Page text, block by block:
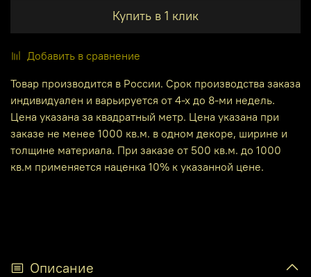
Купить в 1 клик
Добавить в сравнение
Товар производится в России. Срок производства заказа
индивидуален и варьируется от 4-х до 8-ми недель.
Цена указана за квадратный метр. Цена указана при
заказе не менее 1000 кв.м. в одном декоре, ширине и
толщине материала. При заказе от 500 кв.м. до 1000
кв.м применяется наценка 10% к указанной цене.
Описание